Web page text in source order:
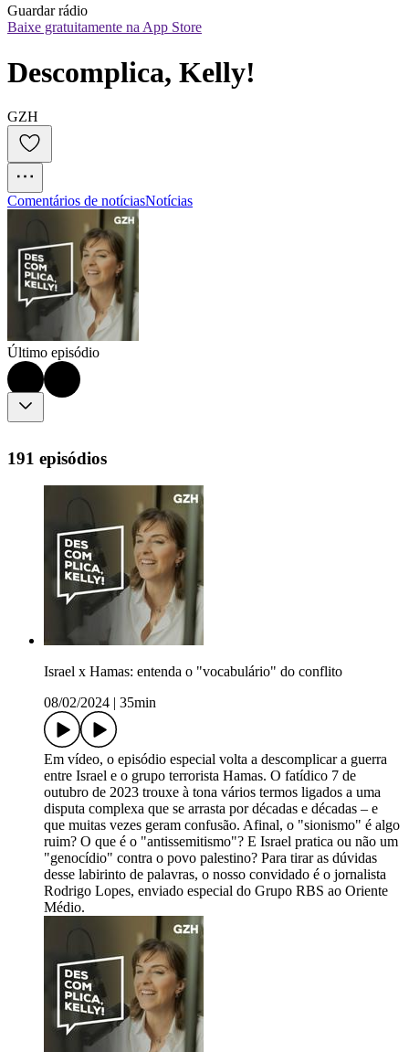
Guardar rádio
Baixe gratuitamente na App Store
Descomplica, Kelly!
GZH
Comentários de notíciasNotícias
Último episódio
191 episódios
Israel x Hamas: entenda o "vocabulário" do conflito
08/02/2024
35min
Em vídeo, o episódio especial volta a descomplicar a guerra
entre Israel e o grupo terrorista Hamas. O fatídico 7 de
outubro de 2023 trouxe à tona vários termos ligados a uma
disputa complexa que se arrasta por décadas e décadas – e
que muitas vezes geram confusão. Afinal, o "sionismo" é algo
ruim? O que é o "antissemitismo"? E Israel pratica ou não um
"genocídio" contra o povo palestino? Para tirar as dúvidas
desse labirinto de palavras, o nosso convidado é o jornalista
Rodrigo Lopes, enviado especial do Grupo RBS ao Oriente
Médio.